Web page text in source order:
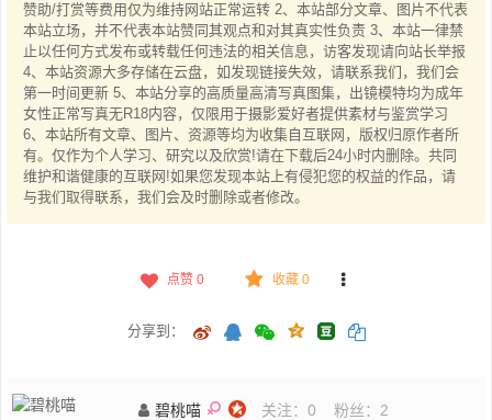
赞助/打赏等费用仅为维持网站正常运转 2、本站部分文章、图片不代表
本站立场，并不代表本站赞同其观点和对其真实性负责 3、本站一律禁
止以任何方式发布或转载任何违法的相关信息，访客发现请向站长举报
4、本站资源大多存储在云盘，如发现链接失效，请联系我们，我们会
第一时间更新 5、本站分享的高质量高清写真图集，出镜模特均为成年
女性正常写真无R18内容，仅限用于摄影爱好者提供素材与鉴赏学习
6、本站所有文章、图片、资源等均为收集自互联网，版权归原作者所
有。仅作为个人学习、研究以及欣赏!请在下载后24小时内删除。共同
维护和谐健康的互联网!如果您发现本站上有侵犯您的权益的作品，请
与我们取得联系，我们会及时删除或者修改。
点赞 0 收藏 0
分享到：
碧桃喵 关注： 0 粉丝： 2